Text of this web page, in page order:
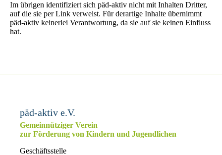
Im übrigen identifiziert sich päd-aktiv nicht mit Inhalten Dritter,
auf die sie per Link verweist. Für derartige Inhalte übernimmt
päd-aktiv keinerlei Verantwortung, da sie auf sie keinen Einfluss
hat.
päd-aktiv e.V.
Gemeinnütziger Verein
zur Förderung von Kindern und Jugendlichen
Geschäftsstelle